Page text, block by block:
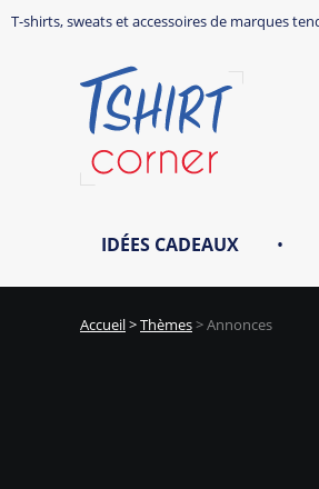
T-shirts, sweats et accessoires de marques
IDÉES CADEAUX •
Accueil>Thèmes>Annonces